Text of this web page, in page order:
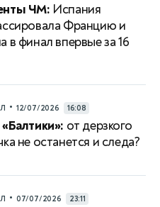
ЧМ: Испания
Францию и
в финал впервые за 16
• 12/07/2026 16:08
от дерзкого
не останется и следа?
• 07/07/2026 23:11